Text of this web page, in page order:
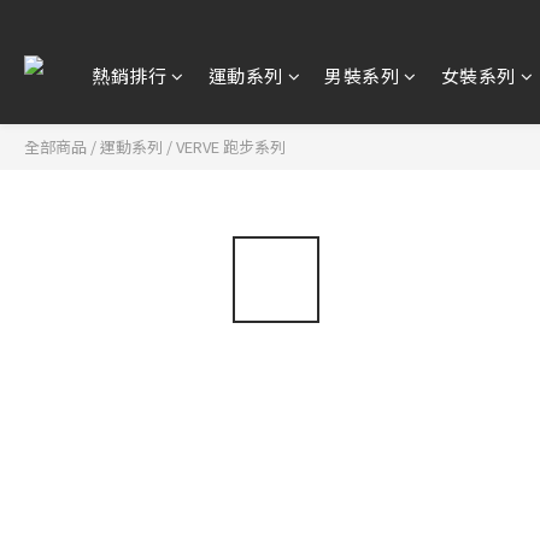
熱銷排行 運動系列 男裝系列 女裝系列
全部商品 /運動系列 /VERVE 跑步系列